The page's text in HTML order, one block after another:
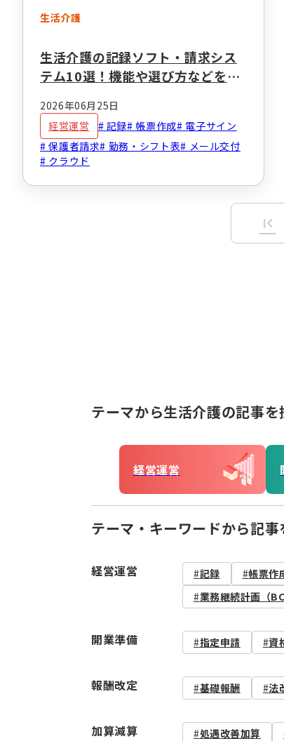
生活介護
生活介護の記録ソフト・請求シス
テム10選！機能や選び方などをご
2026年06月25日
経営運営
記録 帳票作成
電子サイン
保護者請求
勤務・シフト表
メール交付
クラウド
first_page
テーマから生活介護の記事を
経営運営
テーマ・キーワードから記事
経営運営 記録 帳票作
業務継続計画（
開業準備 指定申請 資
報酬改定 基礎報酬 法
加算減算 処遇改善加算